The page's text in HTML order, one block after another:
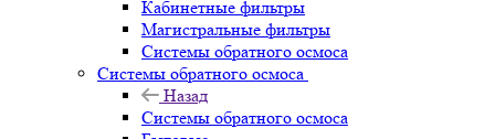
Кабинетные фильтры
Магистральные фильтры
Системы обратного осмоса
Системы обратного осмоса
Назад
Системы обратного осмоса